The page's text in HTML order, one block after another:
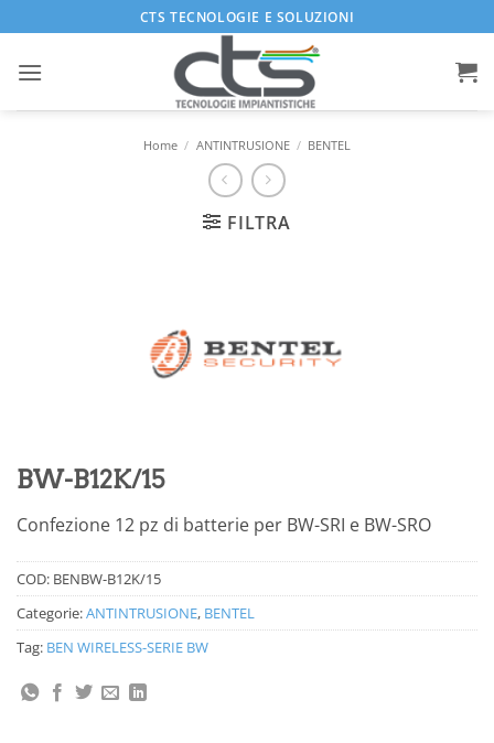
ai
contenuti
CTS TECNOLOGIE E SOLUZIONI
Home / ANTINTRUSIONE / BENTEL
FILTRA
BW-B12K/15
Confezione 12 pz di batterie per BW-SRI e BW-SRO
COD: BENBW-B12K/15
Categorie:ANTINTRUSIONE, BENTEL
Tag: BEN WIRELESS-SERIE BW